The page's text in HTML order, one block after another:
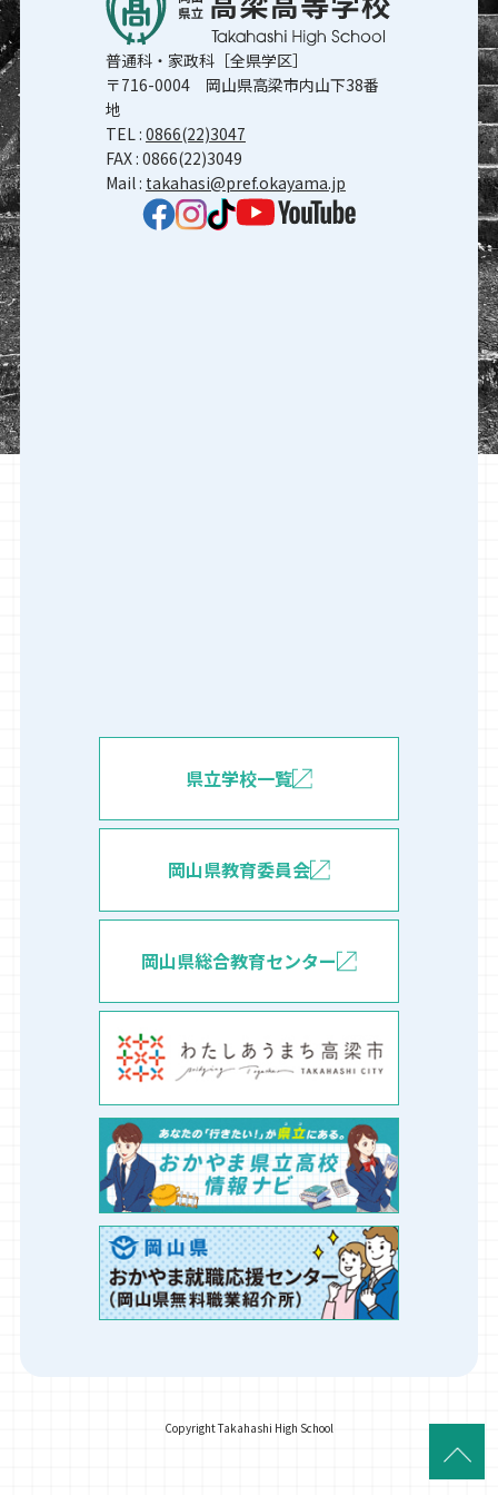
普通科・家政科［全県学区］
〒716-0004 岡山県高梁市内山下38番
地
TEL : 0866(22)3047
FAX : 0866(22)3049
Mail : takahasi@pref.okayama.jp
県立学校一覧
岡山県教育委員会
岡山県総合教育センター
Copyright Takahashi High School